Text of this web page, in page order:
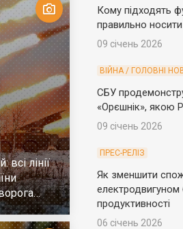
лінії
Кому підходять
правильно носити
09 січень 2026
ВІЙНА / ГОЛОВНІ
СБУ
«Орєшнік», якою
09 січень 2026
ПРЕС-РЕЛІЗ
Як зменшити
електродвигуном
продуктивності
06 січень 2026